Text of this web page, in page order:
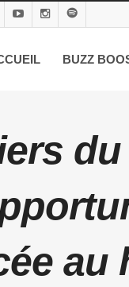
BUZZ
au